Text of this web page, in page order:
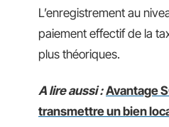
L’enregistrement au
paiement effectif de la
plus théoriques.
A lire aussi : Avantage
transmettre un bien